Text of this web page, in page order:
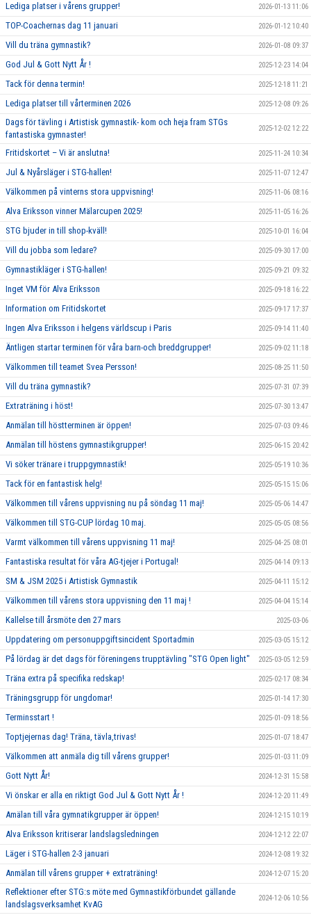
Lediga platser i vårens grupper! 2026-01-13 11:06
TOP-Coachernas dag 11 januari 2026-01-12 10:40
Vill du träna gymnastik? 2026-01-08 09:37
God Jul & Gott Nytt År ! 2025-12-23 14:04
Tack för denna termin! 2025-12-18 11:21
Lediga platser till vårterminen 2026 2025-12-08 09:26
Dags för tävling i Artistisk gymnastik- kom och heja fram STGs
fantastiska gymnaster!
2025-12-02 12:22
Fritidskortet – Vi är anslutna! 2025-11-24 10:34
Jul & Nyårsläger i STG-hallen! 2025-11-07 12:47
Välkommen på vinterns stora uppvisning! 2025-11-06 08:16
Alva Eriksson vinner Mälarcupen 2025! 2025-11-05 16:26
STG bjuder in till shop-kväll! 2025-10-01 16:04
Vill du jobba som ledare? 2025-09-30 17:00
Gymnastikläger i STG-hallen! 2025-09-21 09:32
Inget VM för Alva Eriksson 2025-09-18 16:22
Information om Fritidskortet 2025-09-17 17:37
Ingen Alva Eriksson i helgens världscup i Paris 2025-09-14 11:40
Äntligen startar terminen för våra barn-och breddgrupper! 2025-09-02 11:18
Välkommen till teamet Svea Persson! 2025-08-25 11:50
Vill du träna gymnastik? 2025-07-31 07:39
Extraträning i höst! 2025-07-30 13:47
Anmälan till höstterminen är öppen! 2025-07-03 09:46
Anmälan till höstens gymnastikgrupper! 2025-06-15 20:42
Vi söker tränare i truppgymnastik! 2025-05-19 10:36
Tack för en fantastisk helg! 2025-05-15 15:06
Välkommen till vårens uppvisning nu på söndag 11 maj! 2025-05-06 14:47
Välkommen till STG-CUP lördag 10 maj. 2025-05-05 08:56
Varmt välkommen till vårens uppvisning 11 maj! 2025-04-25 08:01
Fantastiska resultat för våra AG-tjejer i Portugal! 2025-04-14 09:13
SM & JSM 2025 i Artistisk Gymnastik 2025-04-11 15:12
Välkommen till vårens stora uppvisning den 11 maj ! 2025-04-04 15:14
Kallelse till årsmöte den 27 mars 2025-03-06
Uppdatering om personuppgiftsincident Sportadmin 2025-03-05 15:12
På lördag är det dags för föreningens trupptävling "STG Open light" 2025-03-05 12:59
Träna extra på specifika redskap! 2025-02-17 08:34
Träningsgrupp för ungdomar! 2025-01-14 17:30
Terminsstart ! 2025-01-09 18:56
Toptjejernas dag! Träna, tävla,trivas! 2025-01-07 18:47
Välkommen att anmäla dig till vårens grupper! 2025-01-03 11:09
Gott Nytt År! 2024-12-31 15:58
Vi önskar er alla en riktigt God Jul & Gott Nytt År ! 2024-12-20 11:49
Amälan till våra gymnatikgrupper är öppen! 2024-12-15 10:19
Alva Eriksson kritiserar landslagsledningen 2024-12-12 22:07
Läger i STG-hallen 2-3 januari 2024-12-08 19:32
Anmälan till vårens grupper + extraträning! 2024-12-07 15:20
Reflektioner efter STG:s möte med Gymnastikförbundet gällande
landslagsverksamhet KvAG
2024-12-06 10:56